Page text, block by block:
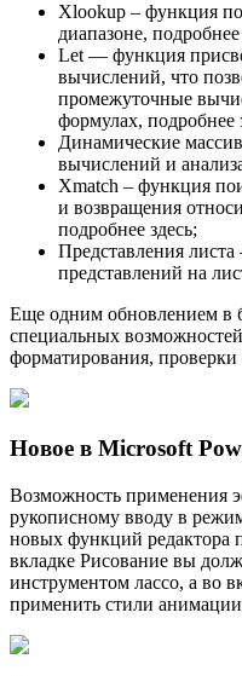
Xlookup – функция
диапазоне, подробнее
Let — функция
вычислений, что
промежуточные
формулах, подробнее
Динамические
вычислений и
Xmatch – функция
и возвращения
подробнее здесь;
Представления
представлений на
Еще одним обновлением в
специальных
форматирования,
Новое в Microsoft
Возможность применения
рукописному вводу в
новых функций редактора
вкладке Рисование вы
инструментом лассо, а во
применить стили